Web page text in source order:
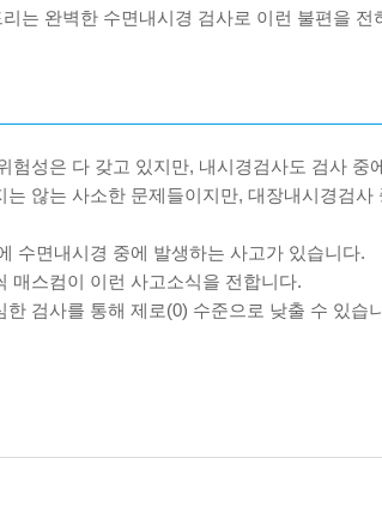
는 완벽한 수면내시경 검사로 이런 불편을 전
험성은 다 갖고 있지만, 내시경검사도 검사 중
않는 사소한 문제들이지만, 대장내시경검
수면내시경 중에 발생하는 사고가 있습니다.
매스컴이 이런 사고소식을 전합니다.
한 검사를 통해 제로(0) 수준으로 낮출 수 있습